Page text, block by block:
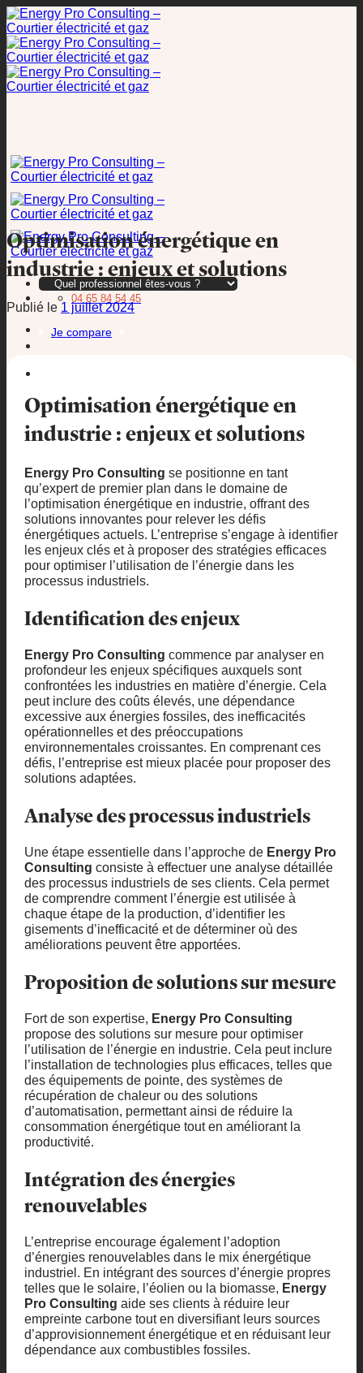
Passer
au
contenu
04 65 84 54 45
Je compare
Optimisation énergétique en
industrie : enjeux et solutions
Publié le 1 juillet 2024
Optimisation énergétique en
industrie : enjeux et solutions
Energy Pro Consulting se positionne en tant
qu’expert de premier plan dans le domaine de
l’optimisation énergétique en industrie, offrant des
solutions innovantes pour relever les défis
énergétiques actuels. L’entreprise s’engage à identifier
les enjeux clés et à proposer des stratégies efficaces
pour optimiser l’utilisation de l’énergie dans les
processus industriels.
Identification des enjeux
Energy Pro Consulting commence par analyser en
profondeur les enjeux spécifiques auxquels sont
confrontées les industries en matière d’énergie. Cela
peut inclure des coûts élevés, une dépendance
excessive aux énergies fossiles, des inefficacités
opérationnelles et des préoccupations
environnementales croissantes. En comprenant ces
défis, l’entreprise est mieux placée pour proposer des
solutions adaptées.
Analyse des processus industriels
Une étape essentielle dans l’approche de Energy Pro
Consulting consiste à effectuer une analyse détaillée
des processus industriels de ses clients. Cela permet
de comprendre comment l’énergie est utilisée à
chaque étape de la production, d’identifier les
gisements d’inefficacité et de déterminer où des
améliorations peuvent être apportées.
Proposition de solutions sur mesure
Fort de son expertise, Energy Pro Consulting
propose des solutions sur mesure pour optimiser
l’utilisation de l’énergie en industrie. Cela peut inclure
l’installation de technologies plus efficaces, telles que
des équipements de pointe, des systèmes de
récupération de chaleur ou des solutions
d’automatisation, permettant ainsi de réduire la
consommation énergétique tout en améliorant la
productivité.
Intégration des énergies
renouvelables
L’entreprise encourage également l’adoption
d’énergies renouvelables dans le mix énergétique
industriel. En intégrant des sources d’énergie propres
telles que le solaire, l’éolien ou la biomasse, Energy
Pro Consulting aide ses clients à réduire leur
empreinte carbone tout en diversifiant leurs sources
d’approvisionnement énergétique et en réduisant leur
dépendance aux combustibles fossiles.